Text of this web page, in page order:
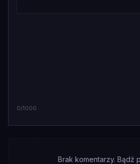
0/1000
Brak komentarzy. Bądź